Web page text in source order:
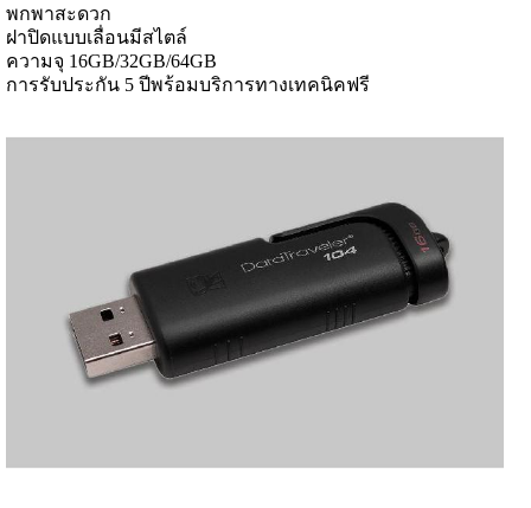
พกพาสะดวก
ฝาปิดแบบเลื่อนมีสไตล์
ความจุ 16GB/32GB/64GB
การรับประกัน 5 ปีพร้อมบริการทางเทคนิคฟรี